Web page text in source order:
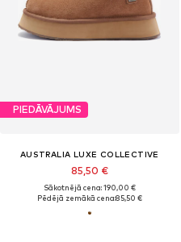
PIEDĀVĀJUMS
AUSTRALIA LUXE COLLECTIVE
85,50 €
Sākotnējā cena: 190,00 €
Pēdējā zemākā cena:85,50 €